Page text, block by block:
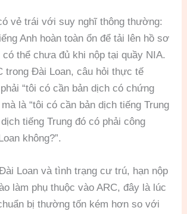
vẻ trái với suy nghĩ thông thường:
Anh hoàn toàn ổn để tải lên hồ sơ
có thể chưa đủ khi nộp tại quầy NIA.
trong Đài Loan, câu hỏi thực tế
“tôi có cần bản dịch có chứng
mà là “tôi có cần bản dịch tiếng Trung
tiếng Trung đó có phải công
không?”.
Loan và tình trạng cư trú, hạn nộp
làm phụ thuộc vào ARC, đây là lúc
bị thường tốn kém hơn so với